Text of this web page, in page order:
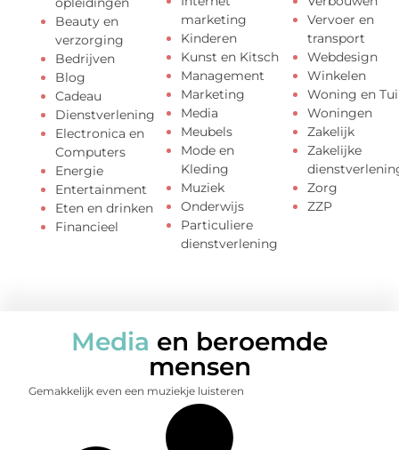
Beauty en
verzorging
Bedrijven
Blog
Cadeau
Dienstverlening
Electronica en
Computers
Energie
Entertainment
Eten en drinken
Financieel
marketing
Kinderen
Kunst en Kitsch
Management
Marketing
Media
Meubels
Mode en
Kleding
Muziek
Onderwijs
Particuliere
dienstverlening
Vervoer en
transport
Webdesign
Winkelen
Woning en
Woningen
Zakelijk
Zakelijke
Zorg
ZZP
Media en beroemde
mensen
Gemakkelijk even een muziekje luisteren